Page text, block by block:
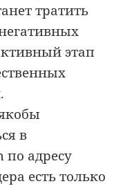
тратить
этап
в
по адресу
есть только